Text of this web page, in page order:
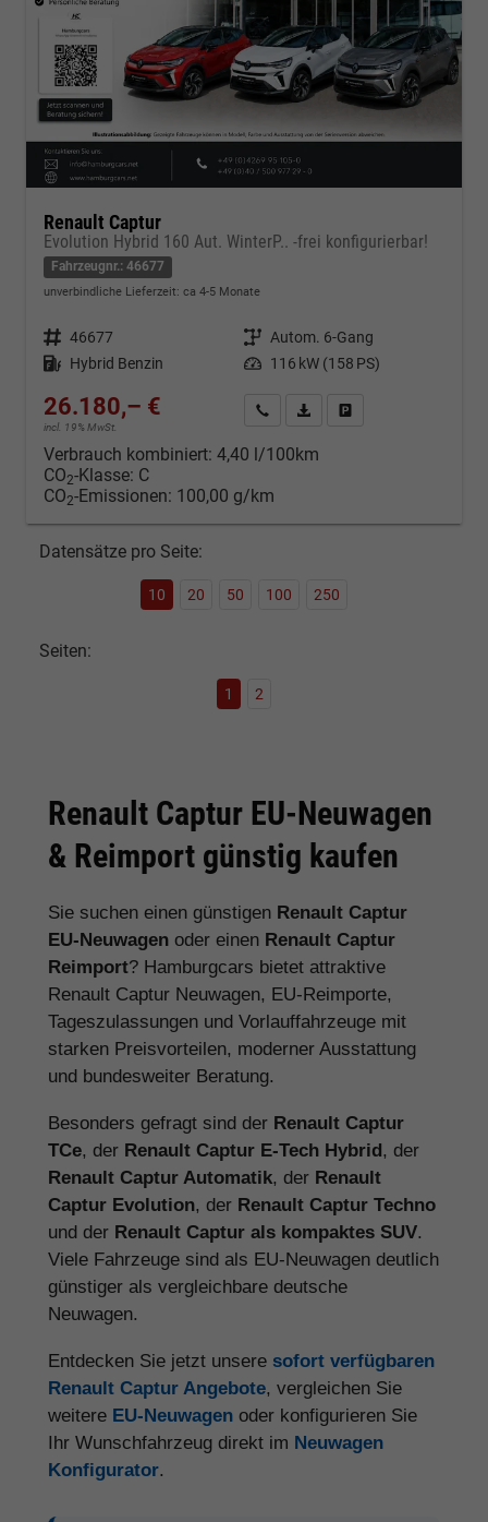
Renault Captur
Evolution Hybrid 160 Aut. WinterP.. -frei konfigurierbar!
Fahrzeugnr.: 46677
unverbindliche Lieferzeit: ca 4-5 Monate
Fahrzeugnr. 46677 Getriebe Autom. 6-Gang
Kraftstoff Hybrid Benzin Leistung 116 kW (158 PS)
26.180,– €
incl. 19% MwSt.
Kontakt & Angebot anfordern
PDF-Datei, Fahrzeugexposé
Verbrauch kombiniert: 4,40 l/100km
CO2-Klasse: C
CO2-Emissionen: 100,00 g/km
Datensätze pro Seite:
10 20 50 100 250
Seiten:
1 2
Renault Captur EU-Neuwagen
& Reimport günstig kaufen
Sie suchen einen günstigen Renault Captur
EU-Neuwagen oder einen Renault Captur
Reimport? Hamburgcars bietet attraktive
Renault Captur Neuwagen, EU-Reimporte,
Tageszulassungen und Vorlauffahrzeuge mit
starken Preisvorteilen, moderner Ausstattung
und bundesweiter Beratung.
Besonders gefragt sind der Renault Captur
TCe, der Renault Captur E-Tech Hybrid, der
Renault Captur Automatik, der Renault
Captur Evolution, der Renault Captur Techno
und der Renault Captur als kompaktes SUV.
Viele Fahrzeuge sind als EU-Neuwagen deutlich
günstiger als vergleichbare deutsche
Neuwagen.
Entdecken Sie jetzt unsere sofort verfügbaren
Renault Captur Angebote, vergleichen Sie
weitere EU-Neuwagen oder konfigurieren Sie
Ihr Wunschfahrzeug direkt im Neuwagen
Konfigurator.